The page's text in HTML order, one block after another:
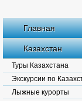
Главная
Казахстан
Туры Казахстана
Экскурсии по
Лыжные курорты